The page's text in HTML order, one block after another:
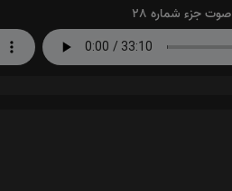
صوت جزء شماره 28